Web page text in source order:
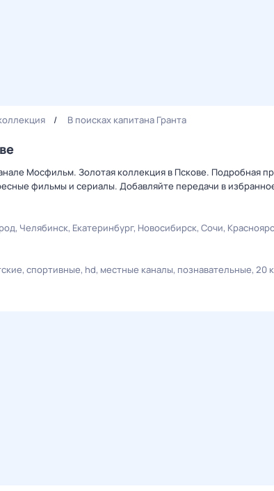
В поисках капитана Гранта
Мосфильм. Золотая коллекция в Пскове. Подробная
фильмы и сериалы. Добавляйте передачи в
Челябинск Екатеринбург Новосибирск Сочи
спортивные hd местные каналы познавательные 20